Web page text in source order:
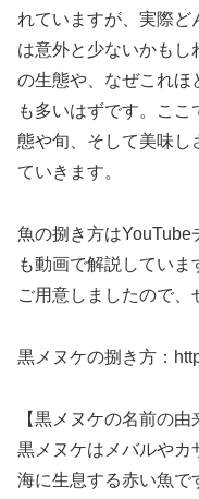
れていますが、実際
は意外と少ないかも
の生態や、なぜこれほ
も多いはずです。こ
態や旬、そして美味し
ていきます。
魚の捌き方はYouTube
も動画で解説してい
ご用意しましたので、
黒メヌケの捌き方：
【黒メヌケの名前の由
黒メヌケはメバルやカ
海に生息する赤い魚で